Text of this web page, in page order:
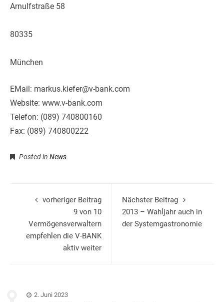
Arnulfstraße 58
80335
München
EMail: markus.kiefer@v-bank.com
Website: www.v-bank.com
Telefon: (089) 740800160
Fax: (089) 740800222
Posted in News
vorheriger Beitrag
9 von 10
Vermögensverwaltern
empfehlen die V-BANK
aktiv weiter
Nächster Beitrag
2013 – Wahljahr auch in
der Systemgastronomie
2. Juni 2023